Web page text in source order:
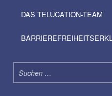
DAS TELUCATION-TEAM
Suchen nach: